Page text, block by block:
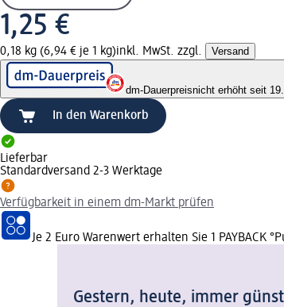
1,25 €
0,18 kg (6,94 € je 1 kg)inkl. MwSt. zzgl. Versand
dm-Dauerpreisnicht erhöht seit
In den Warenkorb
Lieferbar
Standardversand 2-3 Werktage
Verfügbarkeit in einem dm-Markt prüfen
Je 2 Euro Warenwert erhalten Sie 1 PAYBACK
Gestern, heute, immer